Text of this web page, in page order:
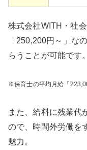
株式会社WITH・社
「250,200円～」な
らうことが可能です。
※保育士の平均月給「
また、給料に残業代
ので、時間外労働を
魅力。